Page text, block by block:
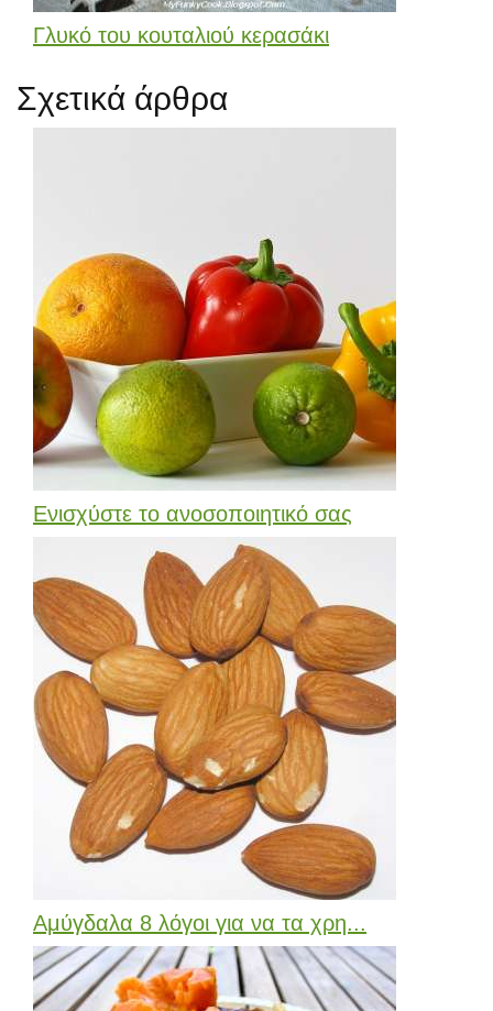
Γλυκό του κουταλιού κερασάκι
Σχετικά άρθρα
Ενισχύστε το ανοσοποιητικό σας
Αμύγδαλα 8 λόγοι για να τα χρη...